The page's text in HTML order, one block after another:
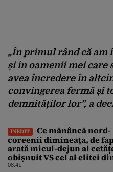
„În primul rând că am
și în oamenii mei care
avea încredere în
convingerea fermă și
demnităților lor”, a
INEDIT
Ce mănâncă nord-
coreenii dimineața, de
arată micul-dejun al
obișnuit VS cel al elitei
Phenian
08:41